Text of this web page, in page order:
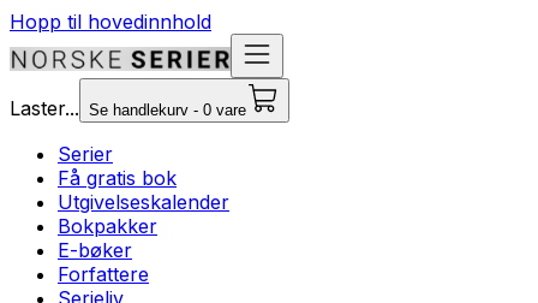
Hopp til hovedinnhold
Laster... Se handlekurv - 0 vare
Serier
Få gratis bok
Utgivelseskalender
Bokpakker
E-bøker
Forfattere
Serieliv